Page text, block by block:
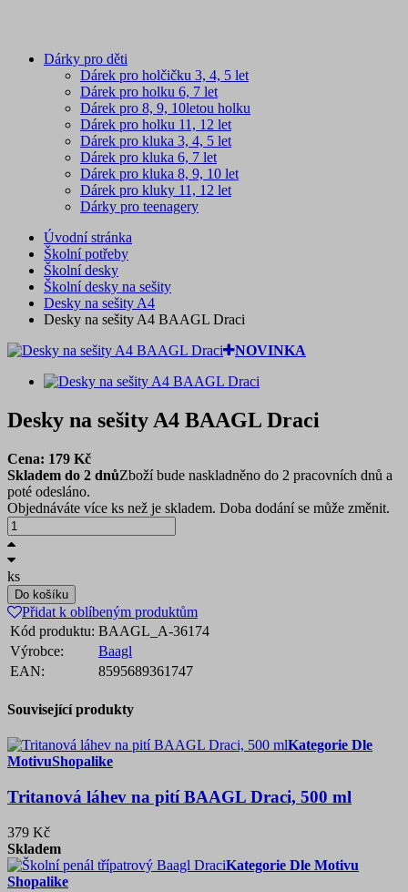
Dárky pro děti
Dárek pro holčičku 3, 4, 5 let
Dárek pro holku 6, 7 let
Dárek pro 8, 9, 10letou holku
Dárek pro holku 11, 12 let
Dárek pro kluka 3, 4, 5 let
Dárek pro kluka 6, 7 let
Dárek pro kluka 8, 9, 10 let
Dárek pro kluky 11, 12 let
Dárky pro teenagery
Úvodní stránka
Školní potřeby
Školní desky
Školní desky na sešity
Desky na sešity A4
Desky na sešity A4 BAAGL Draci
NOVINKA
Desky na sešity A4 BAAGL Draci
Cena: 179 Kč
Skladem do 2 dnůZboží bude naskladněno do 2 pracovních dnů a
poté odesláno.
Objednáváte více ks než je skladem. Doba dodání se může změnit.
ks
Do košíku
Přidat k oblíbeným produktům
Kód produktu: BAAGL_A-36174
Výrobce:
Baagl
EAN:
8595689361747
Související produkty
Kategorie Dle
MotivuShopalike
Tritanová láhev na pití BAAGL Draci, 500 ml
379 Kč
Skladem
Kategorie Dle Motivu
Shopalike